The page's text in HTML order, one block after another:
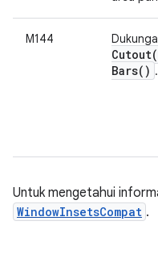
M144
Cutout(
Bars( ) .
Untuk mengetahui
WindowInsetsCompat .